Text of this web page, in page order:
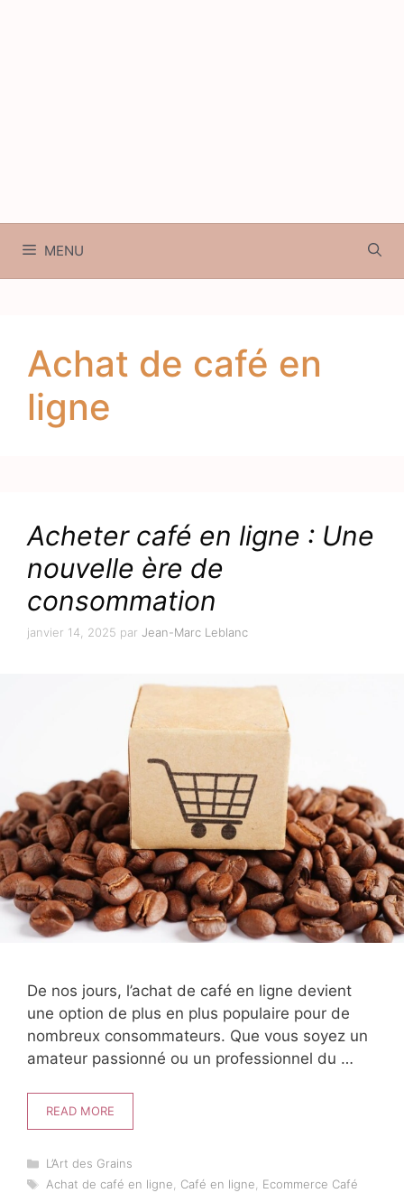
MENU
Achat de café en
ligne
Acheter café en ligne : Une
nouvelle ère de
consommation
janvier 14, 2025 par Jean-Marc Leblanc
De nos jours, l’achat de café en ligne devient
une option de plus en plus populaire pour de
nombreux consommateurs. Que vous soyez un
amateur passionné ou un professionnel du …
READ MORE
Catégories
L’Art des Grains
Étiquettes
Achat de café en ligne, Café en ligne, Ecommerce Café